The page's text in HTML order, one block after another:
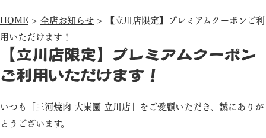
HOME > 全店お知らせ >
【立川店限定】プレミアムクーポンご利
用いただけます！
【立川店限定】プレミアムクーポン
ご利用いただけます！
いつも「三河焼肉 大東園 立川店」をご愛顧いただき、誠にありが
とうございます。